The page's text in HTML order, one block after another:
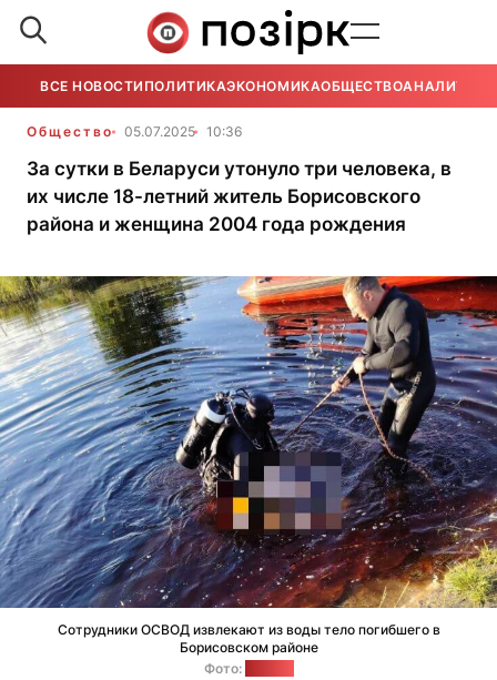
ВСЕ НОВОСТИ ПОЛИТИКАЭКОНОМИКАОБЩЕСТВОАНАЛИТИКА
Общество 05.07.2025 10:36
За сутки в Беларуси утонуло три человека, в
их числе 18-летний житель Борисовского
района и женщина 2004 года рождения
Сотрудники ОСВОД извлекают из воды тело погибшего в
Борисовском районе
Фото: